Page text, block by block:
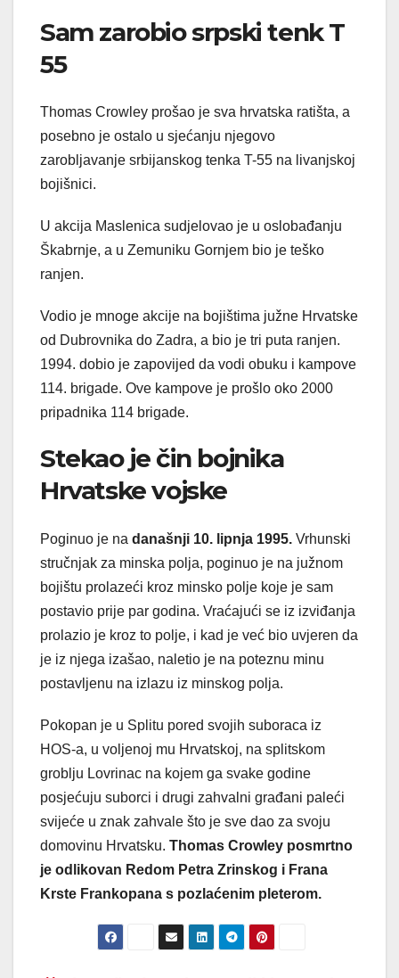
Sam zarobio srpski tenk T
55
Thomas Crowley prošao je sva hrvatska ratišta, a
posebno je ostalo u sjećanju njegovo
zarobljavanje srbijanskog tenka T-55 na livanjskoj
bojišnici.
U akcija Maslenica sudjelovao je u oslobađanju
Škabrnje, a u Zemuniku Gornjem bio je teško
ranjen.
Vodio je mnoge akcije na bojištima južne Hrvatske
od Dubrovnika do Zadra, a bio je tri puta ranjen.
1994. dobio je zapovijed da vodi obuku i kampove
114. brigade. Ove kampove je prošlo oko 2000
pripadnika 114 brigade.
Stekao je čin bojnika
Hrvatske vojske
Poginuo je na današnji 10. lipnja 1995. Vrhunski
stručnjak za minska polja, poginuo je na južnom
bojištu prolazeći kroz minsko polje koje je sam
postavio prije par godina. Vraćajući se iz izviđanja
prolazio je kroz to polje, i kad je već bio uvjeren da
je iz njega izašao, naletio je na poteznu minu
postavljenu na izlazu iz minskog polja.
Pokopan je u Splitu pored svojih suboraca iz
HOS-a, u voljenoj mu Hrvatskoj, na splitskom
groblju Lovrinac na kojem ga svake godine
posjećuju suborci i drugi zahvalni građani paleći
svijeće u znak zahvale što je sve dao za svoju
domovinu Hrvatsku. Thomas Crowley posmrtno
je odlikovan Redom Petra Zrinskog i Frana
Krste Frankopana s pozlaćenim pleterom.